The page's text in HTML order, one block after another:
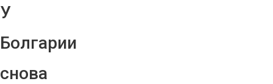
У
Болгарии
снова